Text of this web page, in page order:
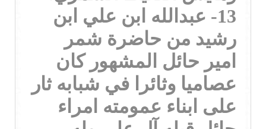
13- عبدالله ابن علي ابن
رشيد من حاضرة شمر
امير حائل المشهور كان
عصاميا وثائرا في شبابه ثار
على ابناء عمومته امراء